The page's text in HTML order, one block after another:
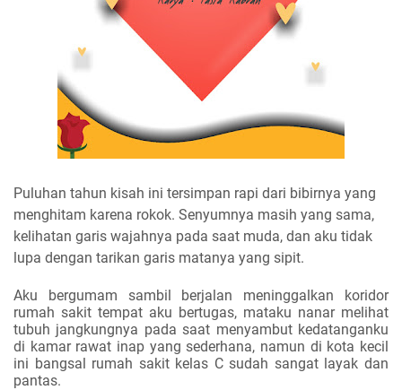
Puluhan tahun kisah ini tersimpan rapi dari bibirnya yang
menghitam karena rokok. Senyumnya masih yang sama,
kelihatan garis wajahnya pada saat muda, dan aku tidak
lupa dengan tarikan garis matanya yang sipit.
Aku bergumam sambil berjalan meninggalkan koridor
rumah sakit tempat aku bertugas, mataku nanar melihat
tubuh jangkungnya pada saat menyambut kedatanganku
di kamar rawat inap yang sederhana, namun di kota kecil
ini bangsal rumah sakit kelas C sudah sangat layak dan
pantas.